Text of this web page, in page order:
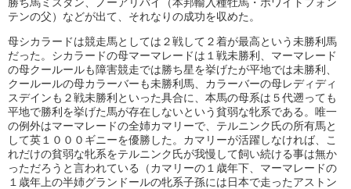
テンの父）などが出て、それなりの成功を収めた。
母シカラードは競走馬としては２戦して２着が最高という未勝利馬
だった。シカラードの母マーマレードは１戦未勝利、マーマレード
の母クールールも障害競走では勝ち星を挙げたが平地では未勝利、
クールールの母カラーバーも未勝利馬、カラーバーの母レディディ
スデインも２戦未勝利といった具合に、本馬の母系は５代遡っても
平地で勝利を挙げた馬が存在しないという貧弱な牝系である。唯一
の例外はマーマレードの全姉カマリーで、テルニンク氏の所有馬と
して英１０００ギニーを優勝した。カマリーが活躍しなければ、こ
れだけの貧弱な牝系をテルニンク氏が我慢して飼い続ける事は無か
っただろうと言われている（カマリーの１歳年下、マーマレードの
１歳年上の半姉グランドールの牝系子孫には日本で走ったアストン